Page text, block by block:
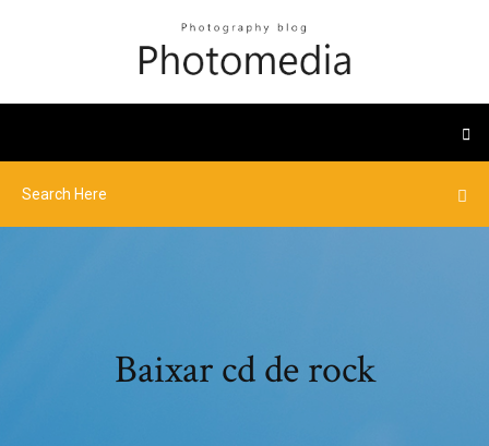
Baixar cd de rock